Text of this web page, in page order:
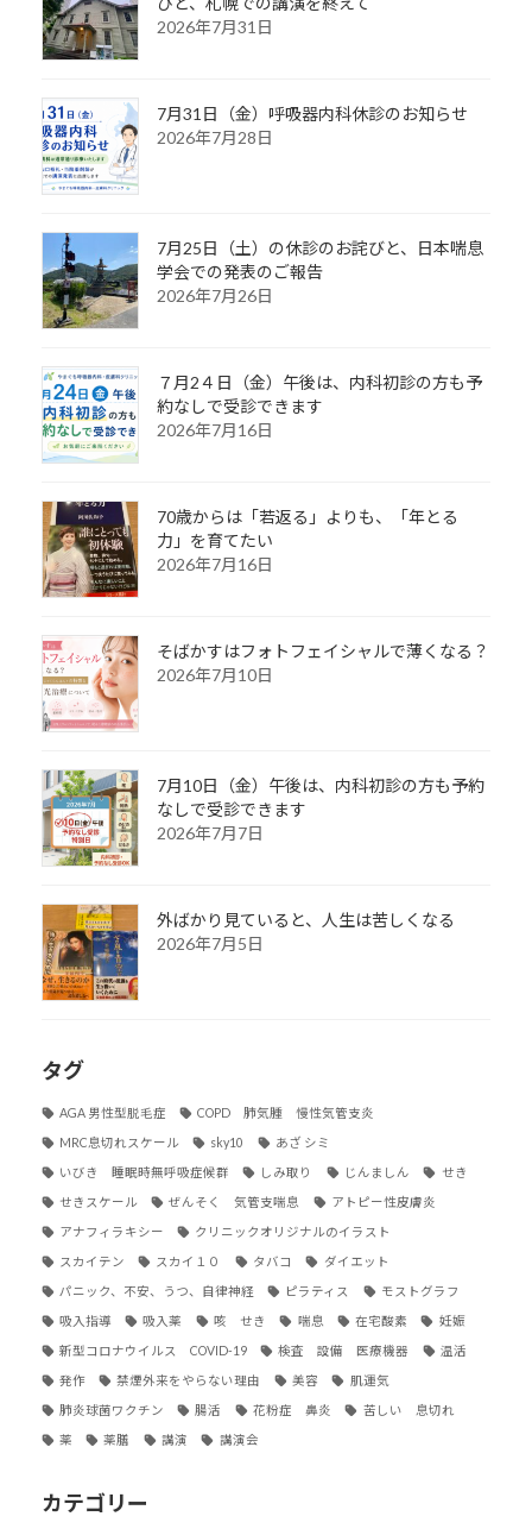
2026年7月31日
7月31日（金）呼吸器内科休診のお知らせ
2026年7月28日
7月25日（土）の休診のお詫びと、日本喘息
学会での発表のご報告
2026年7月26日
７月2４日（金）午後は、内科初診の方も予
約なしで受診できます
2026年7月16日
70歳からは「若返る」よりも、「年とる
力」を育てたい
2026年7月16日
そばかすはフォトフェイシャルで薄くなる？
2026年7月10日
7月10日（金）午後は、内科初診の方も予約
なしで受診できます
2026年7月7日
外ばかり見ていると、人生は苦しくなる
2026年7月5日
タグ
AGA 男性型脱毛症 COPD 肺気腫 慢性気管支炎
MRC息切れスケール sky10 あざ シミ
いびき 睡眠時無呼吸症候群 しみ取り じんましん せき
せきスケール ぜんそく 気管支喘息 アトピー性皮膚炎
アナフィラキシー クリニックオリジナルのイラスト
スカイテン スカイ１０ タバコ ダイエット
パニック、不安、うつ、自律神経 ピラティス モストグラフ
吸入指導 吸入薬 咳 せき 喘息 在宅酸素 妊娠
新型コロナウイルス COVID-19 検査 設備 医療機器 温活
発作 禁煙外来をやらない理由 美容 肌運気
肺炎球菌ワクチン 腸活 花粉症 鼻炎 苦しい 息切れ
薬 薬膳 講演 講演会
カテゴリー